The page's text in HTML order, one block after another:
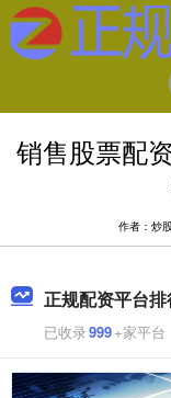
销售股票配
作者：炒
正规配资平台排
已收录999+家平台